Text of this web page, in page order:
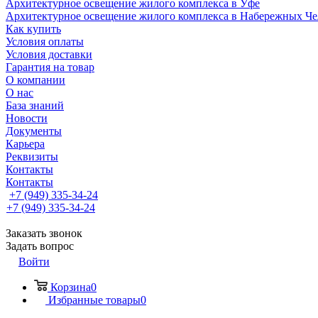
Архитектурное освещение жилого комплекса в Уфе
Архитектурное освещение жилого комплекса в Набережных
Как купить
Условия оплаты
Условия доставки
Гарантия на товар
О компании
О нас
База знаний
Новости
Документы
Карьера
Реквизиты
Контакты
Контакты
+7 (949) 335-34-24
+7 (949) 335-34-24
Заказать звонок
Задать вопрос
Войти
Корзина0
Избранные товары0